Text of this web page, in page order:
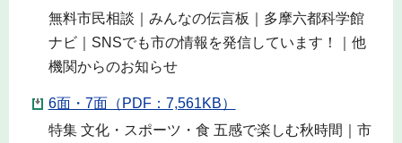
無料市民相談｜みんなの伝言板｜多摩六都科学館
ナビ｜SNSでも市の情報を発信しています！｜他
機関からのお知らせ
6面・7面（PDF：7,561KB）
特集 文化・スポーツ・食 五感で楽しむ秋時間｜市